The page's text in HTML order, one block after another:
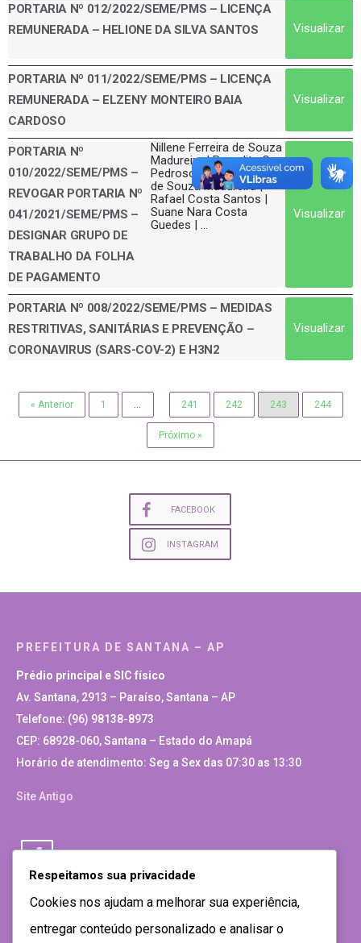
PORTARIA Nº 012/2022/SEME/PMS – LICENÇA
REMUNERADA – HELIONE DA SILVA SANTOS
Visualizar
PORTARIA Nº 011/2022/SEME/PMS – LICENÇA
REMUNERADA – ELZENY MONTEIRO BAIA
CARDOSO
Visualizar
PORTARIA Nº
010/2022/SEME/PMS –
REVOGAR PORTARIA Nº
041/2021/SEME/PMS –
DESIGNAR GRUPO DE
TRABALHO DA FOLHA
DE PAGAMENTO
Nillene Ferreira de Souza
Madureira | Benedita C.
Pedroso | Nilma Ferreira
de Souza Madureira |
Rafael Costa Santos |
Suane Nara Costa
Guedes | ...
Visualizar
PORTARIA Nº 008/2022/SEME/PMS – MEDIDAS
RESTRITIVAS, SANITÁRIAS E PREVENÇÃO –
CORONAVIRUS (SARS-COV-2) E H3N2
Visualizar
« Anterior 1 241 242 243 244
Próximo »
FACEBOOK
INSTAGRAM
PREFEITURA DE SANTANA – AP
Prédio principal e SIC físico
Av. Santana, 2913 – Paraíso, Santana – AP
Telefone: (96) 98138-8973
CEP: 68928-060, Santana – Estado do Amapá
Horário de atendimento: Seg a Sex das 07:30 as 13:30
Site Antigo
Respeitamos sua privacidade
Cookies nos ajudam a melhorar sua experiência,
entregar conteúdo personalizado e analisar o